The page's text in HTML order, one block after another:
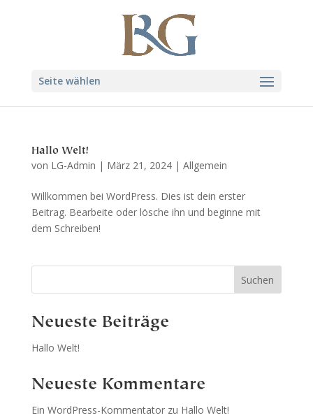
Seite wählen
Hallo Welt!
von LG-Admin | März 21, 2024| Allgemein
Willkommen bei WordPress. Dies ist dein erster
Beitrag. Bearbeite oder lösche ihn und beginne mit
dem Schreiben!
Suchen
Neueste Beiträge
Hallo Welt!
Neueste Kommentare
Ein WordPress-Kommentatorzu Hallo Welt!